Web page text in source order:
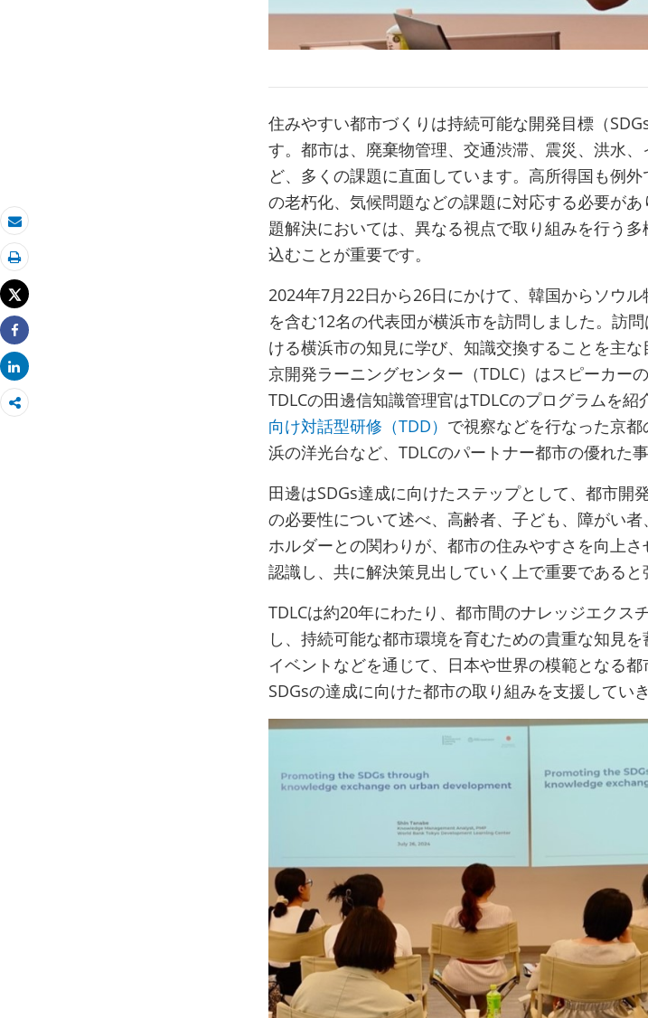
Eメール
印刷
Tweet
Share
Share
住みやすい都市づくりは持続可能な開発目標（
す。都市は、廃棄物管理、交通渋滞、震災、洪水
ど、多くの課題に直面しています。高所得国も例
の老朽化、気候問題などの課題に対応する必要が
題解決においては、異なる視点で取り組みを行う
込むことが重要です。
2024年7月22日から26日にかけて、韓国からソウ
を含む12名の代表団が横浜市を訪問しました。訪
ける横浜市の知見に学び、知識交換することを主
京開発ラーニングセンター（TDLC）はスピーカー
TDLCの田邊信知識管理官はTDLCのプログラムを紹
向け対話型研修（TDD） で視察などを行なった京
浜の洋光台など、TDLCのパートナー都市の優れた
田邊はSDGs達成に向けたステップとして、都市開
の必要性について述べ、高齢者、子ども、障がい
ホルダーとの関わりが、都市の住みやすさを向上
認識し、共に解決策見出していく上で重要であると
TDLCは約20年にわたり、都市間のナレッジエクス
し、持続可能な都市環境を育むための貴重な知見
イベントなどを通じて、日本や世界の模範となる都
SDGsの達成に向けた都市の取り組みを支援していき